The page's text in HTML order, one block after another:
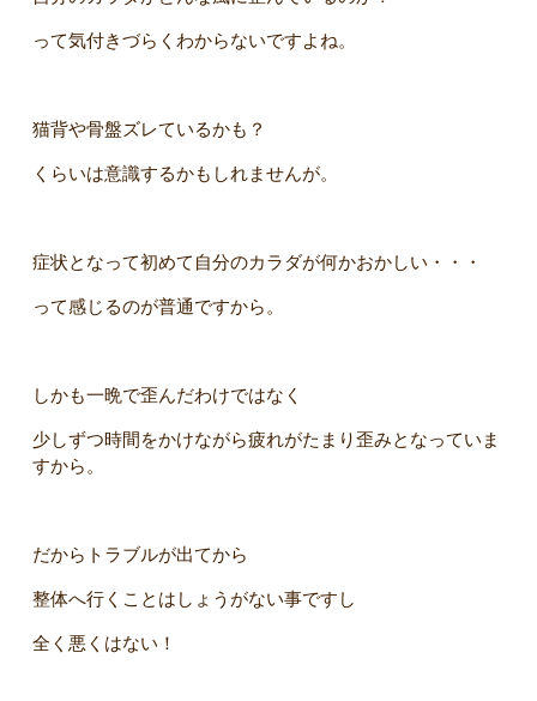
って気付きづらくわからないですよね。
猫背や骨盤ズレているかも？
くらいは意識するかもしれませんが。
症状となって初めて自分のカラダが何かおかしい・・・
って感じるのが普通ですから。
しかも一晩で歪んだわけではなく
少しずつ時間をかけながら疲れがたまり歪みとなっていま
すから。
だからトラブルが出てから
整体へ行くことはしょうがない事ですし
全く悪くはない！